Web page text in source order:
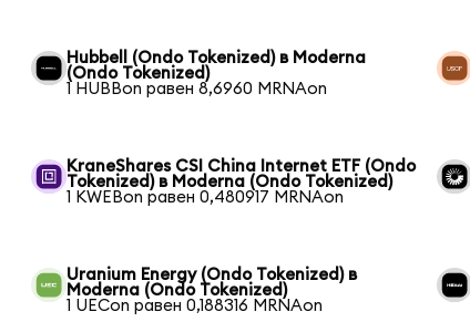
Hubbell (Ondo Tokenized) в Moderna
(Ondo Tokenized)
1 HUBBon равен 8,6960 MRNAon
KraneShares CSI China Internet ETF (Ondo
Tokenized) в Moderna (Ondo Tokenized)
1 KWEBon равен 0,480917 MRNAon
Uranium Energy (Ondo Tokenized) в
Moderna (Ondo Tokenized)
1 UECon равен 0,188316 MRNAon